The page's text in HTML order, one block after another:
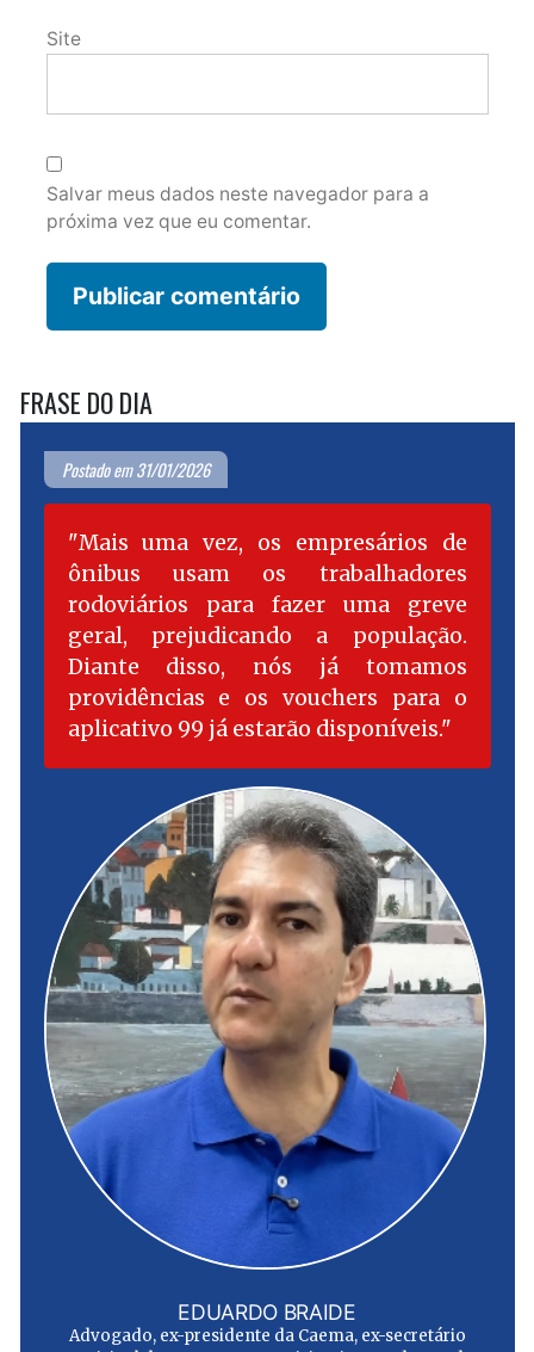
Site
Salvar meus dados neste navegador para a
próxima vez que eu comentar.
FRASE DO DIA
Postado em 31/01/2026
Mais uma vez, os empresários de
ônibus usam os trabalhadores
rodoviários para fazer uma greve
geral, prejudicando a população.
Diante disso, nós já tomamos
providências e os vouchers para o
aplicativo 99 já estarão disponíveis.
EDUARDO BRAIDE
Advogado, ex-presidente da Caema, ex-secretário